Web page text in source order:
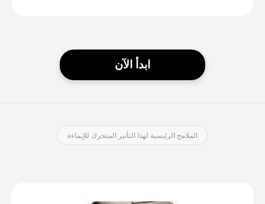
ابدأ الآن
الملامح الرئيسية لهذا التأثير المتحرك للإيماءة